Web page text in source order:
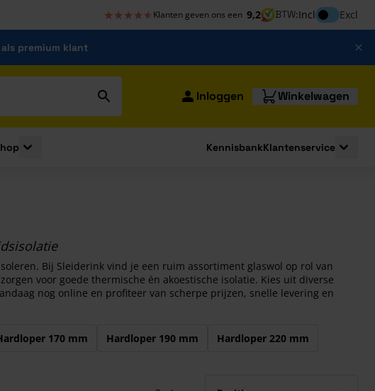
★★★★★
★★★★★ Klanten geven ons een 9,2 BTW:InclInclusief btw
Excl
premium klant
Inloggen Winkelwagen
for Bestrating
Toggle submenu for Bouwshop
KennisbankKlantenservice
Bij Sleiderink vind je een ruim assortiment glaswol op rol van
voor goede thermische én akoestische isolatie. Kies uit diverse
nog online en profiteer van scherpe prijzen, snelle levering en
170 mm Hardloper 190 mm Hardloper 220 mm